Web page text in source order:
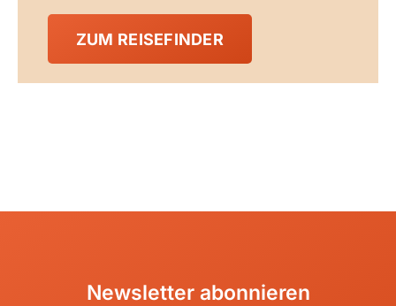
ZUM REISEFINDER
Newsletter abonnieren
Südafrika